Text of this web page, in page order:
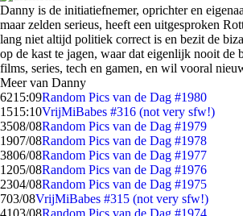
Danny is de initiatiefnemer, oprichter en
maar zelden serieus, heeft een uitgesproken
lang niet altijd politiek correct is en bezit de
op de kast te jagen, waar dat eigenlijk nooit de
films, series, tech en gamen, en wil vooral
Meer van Danny
6215:09Random Pics van de Dag #1980
1515:10VrijMiBabes #316 (not very sfw!)
3508/08Random Pics van de Dag #1979
1907/08Random Pics van de Dag #1978
3806/08Random Pics van de Dag #1977
1205/08Random Pics van de Dag #1976
2304/08Random Pics van de Dag #1975
703/08VrijMiBabes #315 (not very sfw!)
4103/08Random Pics van de Dag #1974